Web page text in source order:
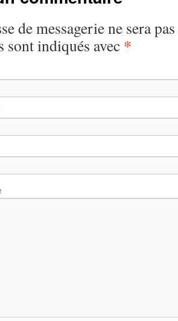
de messagerie ne sera
sont indiqués avec *